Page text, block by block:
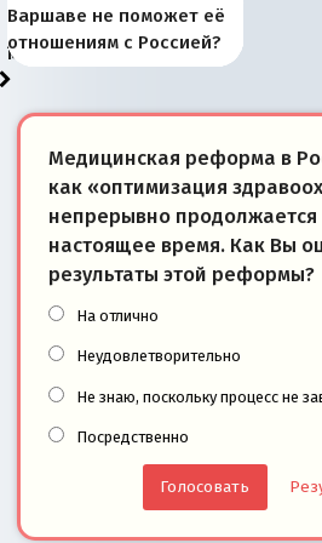
районы Баренцева
моря
тем, что они -
победители
Запада рассказала о
«переобувании» хозяев
перемены: 15 шагов к
суверенной экономике
Европы
сбрасывать балласт
Анкориджа
года: первые уступки во
внутренней политике
сегодня
Варшаве не поможет её
отношениям с Россией?
Медицинская реформа в
как «оптимизация
непрерывно продолжается
настоящее время. Как Вы
результаты этой реформы?
На отлично
Неудовлетворительно
Не знаю, поскольку процесс не
Посредственно